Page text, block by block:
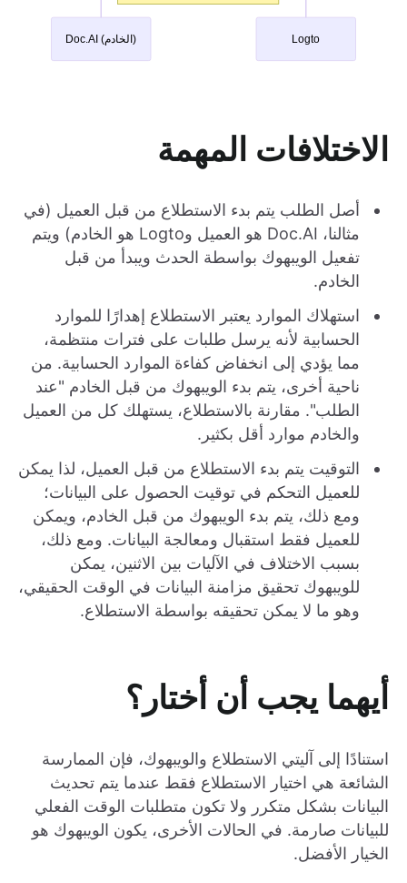
الاختلافات المهمة
أصل الطلب يتم بدء الاستطلاع من قبل العميل (في
مثالنا، Doc.AI هو العميل وLogto هو الخادم) ويتم
تفعيل الويبهوك بواسطة الحدث ويبدأ من قبل
الخادم.
استهلاك الموارد يعتبر الاستطلاع إهدارًا للموارد
الحسابية لأنه يرسل طلبات على فترات منتظمة،
مما يؤدي إلى انخفاض كفاءة الموارد الحسابية. من
ناحية أخرى، يتم بدء الويبهوك من قبل الخادم "عند
الطلب". مقارنة بالاستطلاع، يستهلك كل من العميل
والخادم موارد أقل بكثير.
التوقيت يتم بدء الاستطلاع من قبل العميل، لذا يمكن
للعميل التحكم في توقيت الحصول على البيانات؛
ومع ذلك، يتم بدء الويبهوك من قبل الخادم، ويمكن
للعميل فقط استقبال ومعالجة البيانات. ومع ذلك،
بسبب الاختلاف في الآليات بين الاثنين، يمكن
للويبهوك تحقيق مزامنة البيانات في الوقت الحقيقي،
وهو ما لا يمكن تحقيقه بواسطة الاستطلاع.
أيهما يجب أن أختار؟
استنادًا إلى آليتي الاستطلاع والويبهوك، فإن الممارسة
الشائعة هي اختيار الاستطلاع فقط عندما يتم تحديث
البيانات بشكل متكرر ولا تكون متطلبات الوقت الفعلي
للبيانات صارمة. في الحالات الأخرى، يكون الويبهوك هو
الخيار الأفضل.